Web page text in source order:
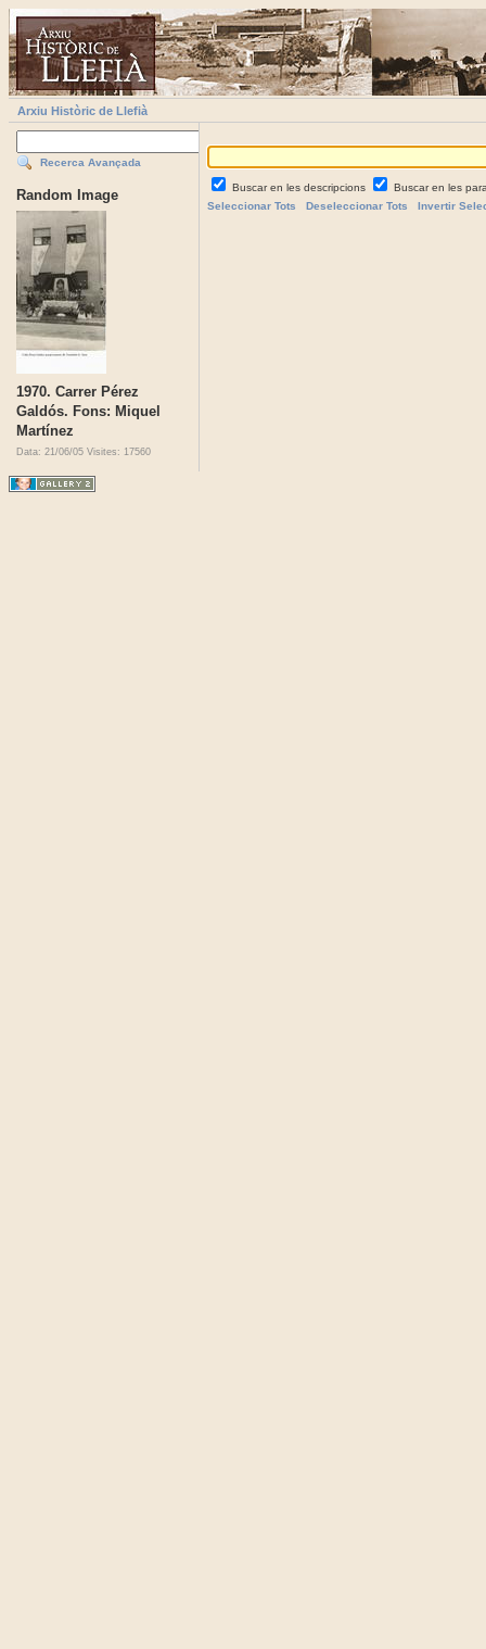
Arxiu Històric de Llefià
Recerca Avançada
Random Image
1970. Carrer Pérez
Galdós. Fons: Miquel
Martínez
Data: 21/06/05 Visites: 17560
Buscar en les descripcions
Buscar en les
Seleccionar Tots
Deseleccionar Tots Invertir